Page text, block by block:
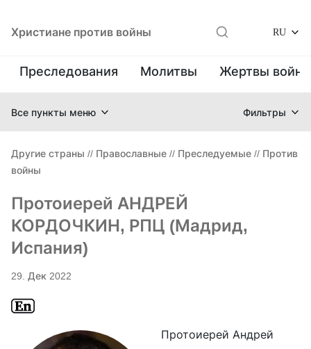
Христиане против войны RU
Преследования Молитвы Жертвы
Все пункты меню Фильтры
Другие страны // Православные // Преследуемые // Против
войны
Протоиерей АНДРЕЙ
КОРДОЧКИН, РПЦ (Мадрид,
Испания)
29. Дек 2022
Протоиерей Андрей